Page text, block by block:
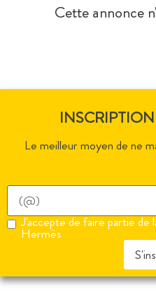
Cette annonce
Le meilleur moyen de ne
J'accepte de faire partie de
Hermès